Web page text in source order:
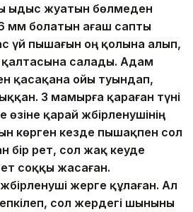
ыдыс жуатын бөлмеден
мм болатын ағаш сапты
үй пышағын оң қолына алып,
салады. Адам
қасақана ойы туындап,
3 мамырға қараған түні
өзіне қарай жәбірленушінің
көрген кезде пышақпен сол
бір рет, сол жақ кеуде
соққы жасаған.
жерге құлаған. Ал
сол жердегі шыныны